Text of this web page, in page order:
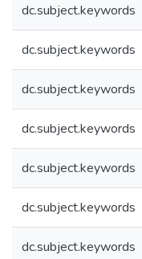
dc.subject.keywords
dc.subject.keywords
dc.subject.keywords
dc.subject.keywords
dc.subject.keywords
dc.subject.keywords
dc.subject.keywords